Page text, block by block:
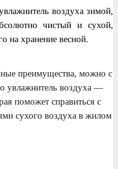
воздуха зимой,
чистый и сухой,
на хранение весной.
преимущества, можно с
увлажнитель воздуха —
поможет справиться с
сухого воздуха в жилом